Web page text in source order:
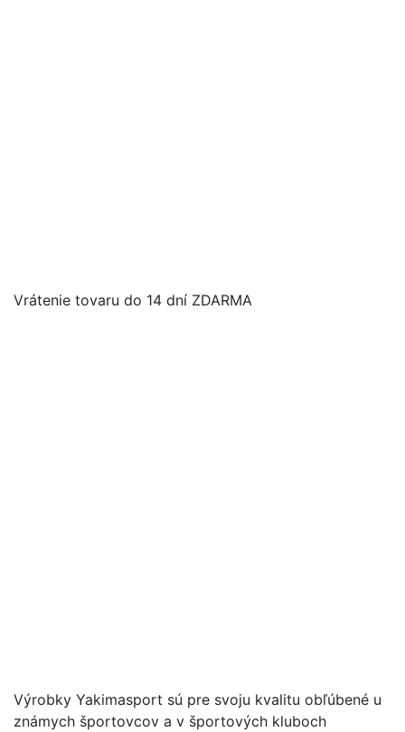
Vrátenie tovaru do 14 dní ZDARMA
Výrobky Yakimasport sú pre svoju kvalitu obľúbené u
známych športovcov a v športových kluboch